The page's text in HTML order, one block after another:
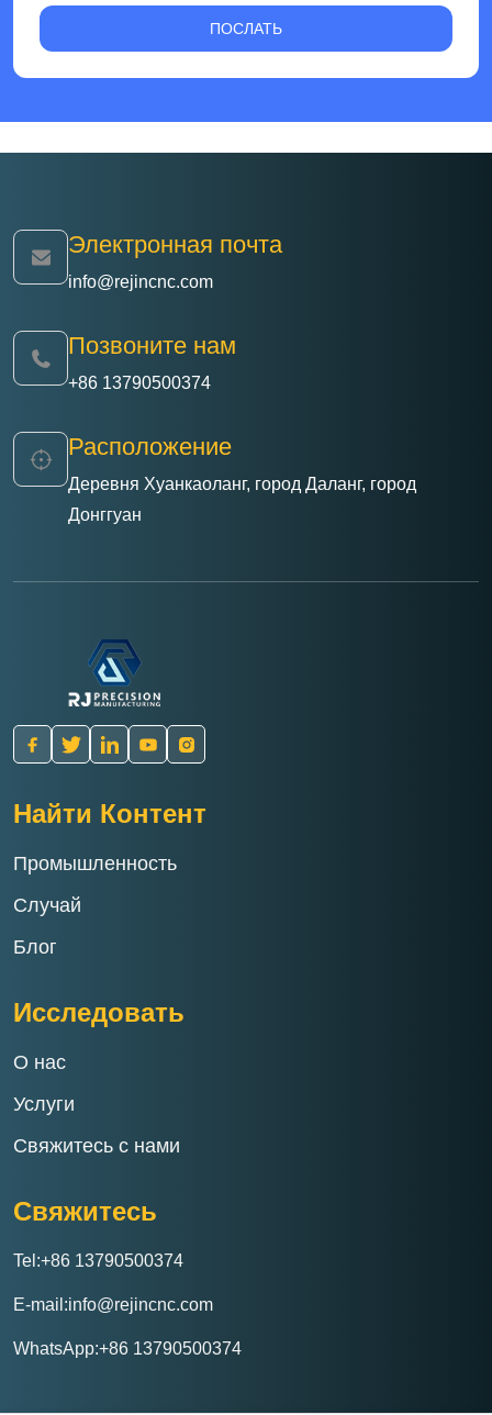
Электронная почта
info@rejincnc.com
Позвоните нам
+86 13790500374
Расположение
Деревня Хуанкаоланг, город Даланг, город
Донггуан
Найти Контент
Промышленность
Случай
Блог
Исследовать
О нас
Услуги
Свяжитесь с нами
Свяжитесь
Tel:+86 13790500374
E-mail:info@rejincnc.com
WhatsApp:+86 13790500374